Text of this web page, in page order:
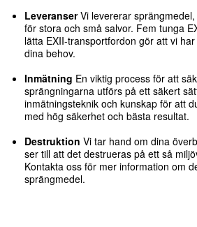
LeveranserVi levererar
för stora och små salvor. Fem tunga
lätta EXII-transportfordon gör att vi
dina behov.
Inmätning En viktig process för att
sprängningarna utförs på ett säkert
inmätningsteknik och kunskap för att
med hög säkerhet och bästa resultat.
Destruktion Vi tar hand om dina
ser till att det destrueras på ett så
Kontakta oss för mer information om
sprängmedel.